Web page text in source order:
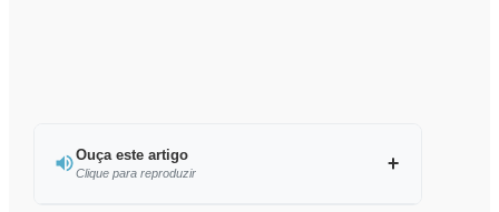
Ouça este artigo
Clique para reproduzir